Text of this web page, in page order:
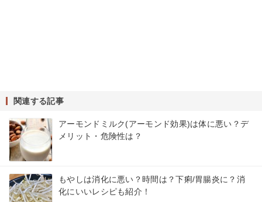
関連する記事
アーモンドミルク(アーモンド効果)は体に悪い？デ
メリット・危険性は？
もやしは消化に悪い？時間は？下痢/胃腸炎に？消
化にいいレシピも紹介！